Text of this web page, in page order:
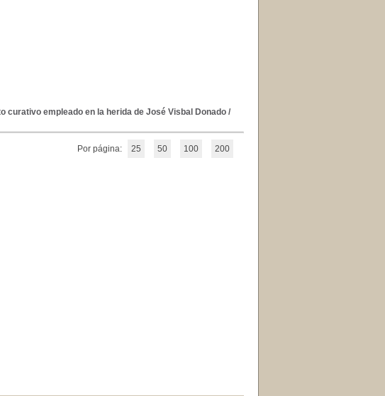
empleado en la herida de José Visbal Donado/
Por página: 25 50 100 200